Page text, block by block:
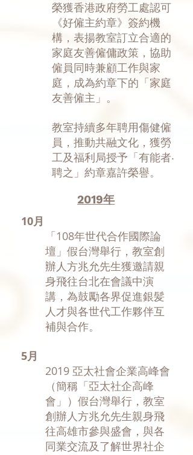
榮獲香港政府勞工處認可
《好僱主約章》簽約機
構，表揚教室訂立合適的
家庭友善僱傭政策，協助
僱員同時兼顧工作與家
庭，成為約章下的「家庭
友善僱主」。
教室持續多年聘用傷健僱
員，推動共融文化，獲勞
工及福利局授予「有能者‧
聘之」約章嘉許榮譽。
2019年
10月
​「108年世代合作國際論
壇」假台灣舉行，教室創
辦人方兆允先生獲邀請親
身飛往台北在會議中演
講，為鼓勵各界促進銀髪
人才與各世代工作夥伴互
補與合作。
5月
2019 亞太社會企業高峰會
（簡稱「亞太社企高峰
會」）假台灣舉行，教室
創辦人方兆允先生親身飛
往高雄市參與盛會，與各
同業交流及了解世界社企